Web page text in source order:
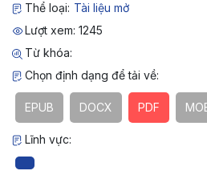
Thể loại: Tài liệu mở
Lượt xem: 1245
Từ khóa:
Chọn định dạng để tải về:
EPUB DOCX PDF
Lĩnh vực: